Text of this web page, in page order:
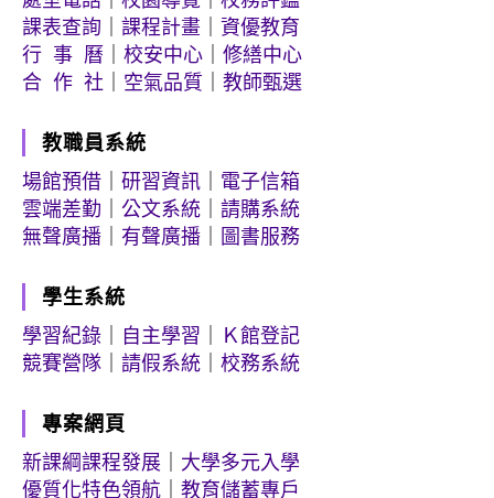
課表查詢
課程計畫
資優教育
行 事 曆
校安中心
修繕中心
合 作 社
空氣品質 教師甄選
教職員系統
場館預借
研習資訊
電子信箱
雲端差勤
公文系統
請購系統
無聲廣播
有聲廣播 圖書服務
學生系統
學習紀錄
自主學習
Ｋ館登記
競賽營隊
請假系統 校務系統
專案網頁
新課綱課程發展
大學多元入學
優質化特色領航
教育儲蓄專戶